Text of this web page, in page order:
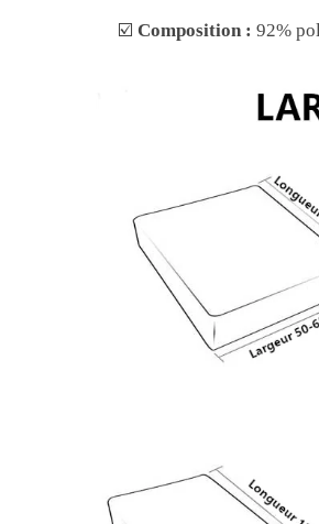
☑️Composition : 92%